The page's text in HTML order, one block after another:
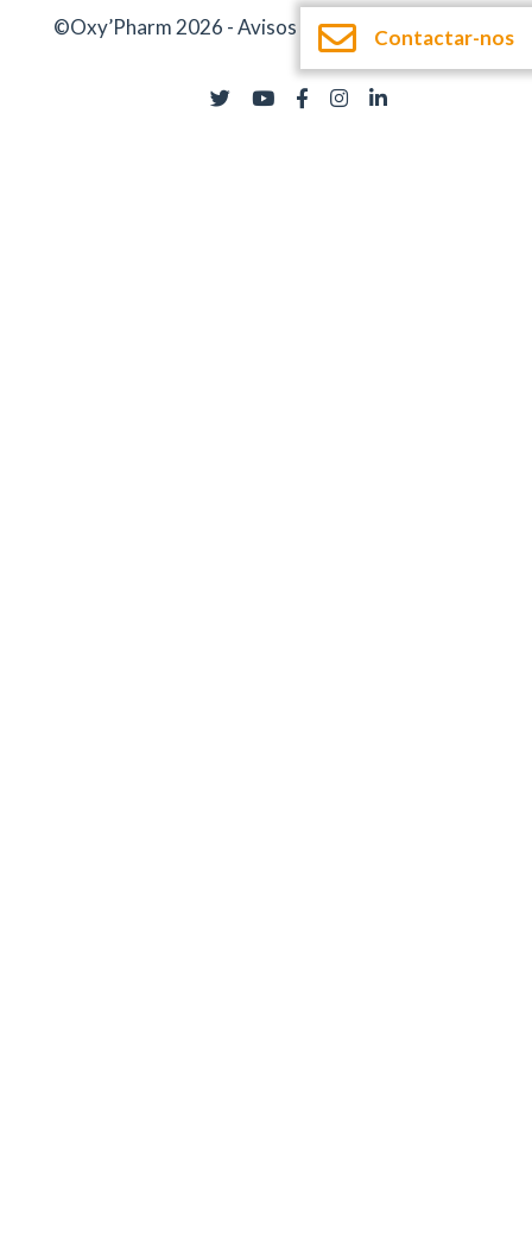
©Oxy’Pharm 2026 -Avisos legais- Documentação
Contactar-nos